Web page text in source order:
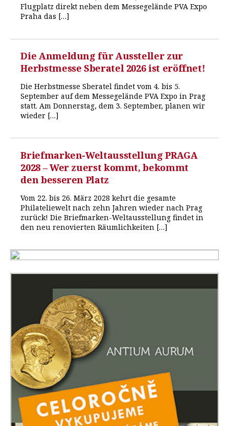
Flugplatz direkt neben dem Messegelände PVA Expo
Praha das […]
Die Anmeldung für Aussteller zur
Herbstmesse Sberatel 2026 ist eröffnet!
Die Herbstmesse Sberatel findet vom 4. bis 5.
September auf dem Messegelände PVA Expo in Prag
statt. Am Donnerstag, dem 3. September, planen wir
wieder […]
Briefmarken-Weltausstellung PRAGA
2028 – Wer zuerst kommt, bekommt
den besseren Platz
Vom 22. bis 26. März 2028 kehrt die gesamte
Philateliewelt nach zehn Jahren wieder nach Prag
zurück! Die Briefmarken-Weltausstellung findet in
den neu renovierten Räumlichkeiten […]